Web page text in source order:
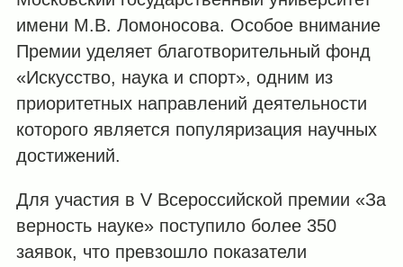
имени М.В. Ломоносова. Особое внимание
Премии уделяет благотворительный фонд
«Искусство, наука и спорт», одним из
приоритетных направлений деятельности
которого является популяризация научных
достижений.
Для участия в V Всероссийской премии «За
верность науке» поступило более 350
заявок, что превзошло показатели